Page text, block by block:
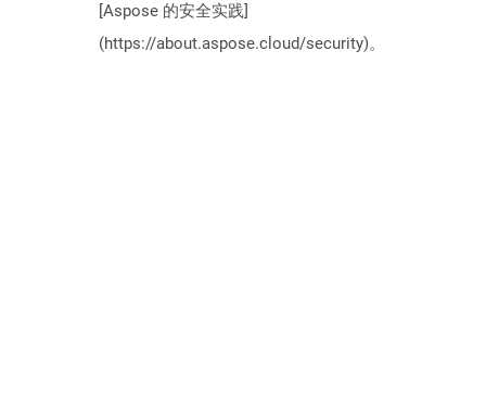
[Aspose 的安全实践]
(https://about.aspose.cloud/security)。